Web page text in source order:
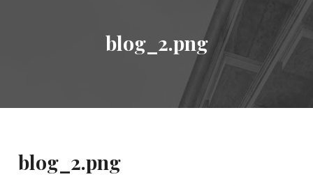
blog_2.png
blog_2.png